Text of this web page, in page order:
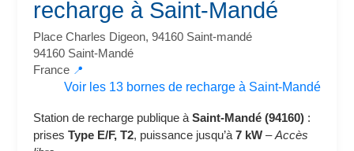
recharge à Saint-Mandé
Place Charles Digeon, 94160 Saint-mandé
94160 Saint-Mandé
France 📍
Voir les 13 bornes de recharge à Saint-Mandé
Station de recharge publique àSaint-Mandé (94160) :
prisesType E/F, T2, puissance jusqu’à7 kW –Accès